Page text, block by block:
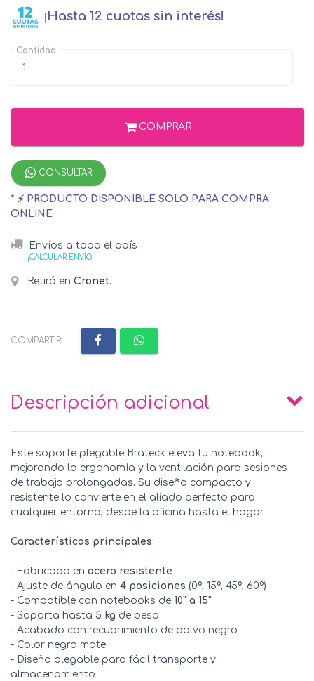
¡Hasta 12 cuotas sin interés!
Cantidad
COMPRAR
CONSULTAR
* ⚡ PRODUCTO DISPONIBLE SOLO PARA COMPRA
ONLINE
Envíos a todo el país
¡CALCULAR ENVÍO!
Retirá en Cronet.
COMPARTIR:
Descripción adicional
Este soporte plegable Brateck eleva tu notebook,
mejorando la ergonomía y la ventilación para sesiones
de trabajo prolongadas. Su diseño compacto y
resistente lo convierte en el aliado perfecto para
cualquier entorno, desde la oficina hasta el hogar.
Características principales:
- Fabricado en acero resistente
- Ajuste de ángulo en 4 posiciones (0º, 15º, 45º, 60º)
- Compatible con notebooks de 10" a 15"
- Soporta hasta 5 kg de peso
- Acabado con recubrimiento de polvo negro
- Color negro mate
- Diseño plegable para fácil transporte y
almacenamiento